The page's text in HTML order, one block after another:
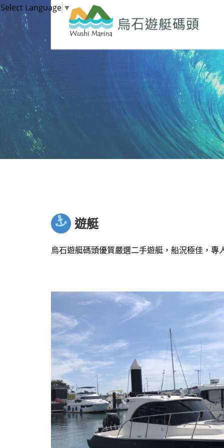
Select Language ▼
遊艇
烏石遊艇碼頭優質嚴選二手遊艇，船況極佳，